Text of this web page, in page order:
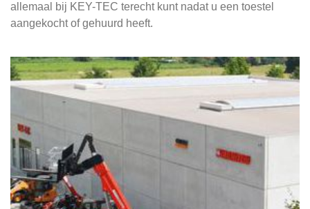
allemaal bij KEY-TEC terecht kunt nadat u een toestel
aangekocht of gehuurd heeft.